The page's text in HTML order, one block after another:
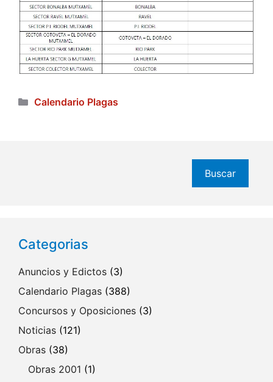
Categorías
Calendario Plagas
Buscar
Categorias
Anuncios y Edictos (3)
Calendario Plagas (388)
Concursos y Oposiciones (3)
Noticias (121)
Obras (38)
Obras 2001 (1)